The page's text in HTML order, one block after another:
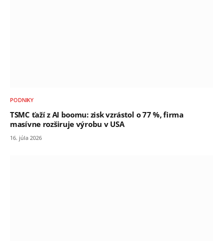
PODNIKY
TSMC ťaží z AI boomu: zisk vzrástol o 77 %, firma
masívne rozširuje výrobu v USA
16. júla 2026